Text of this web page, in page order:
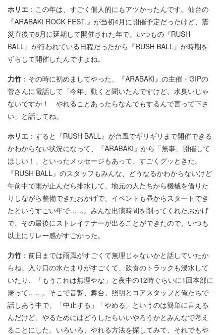
ホリエ ：この年は、すごく個人的にもアツかったんです。仙台の
『ARABAKI ROCK FEST.』が当初4月に開催予定だったけど、震
災直後で8月に延期して開催された年で。いつもの『RUSH
BALL』が行われている日程だったから『RUSH BALL』が時期を
ずらして開催したんですよね。
力竹 ：その時に初めましてやった、『ARABAKI』の主催・GIPの
菅さんに電話して「今年、動くと聞いたんですけど、水臭いじゃ
ないですか！ やれることあったらなんでもするんで言って下さ
い」と話してね。
ホリエ ：すると『RUSH BALL』が台風でギリギリまで開催できる
かわからない状況になって、『ARABAKI』から「無事、開催して
ほしい！」といったメッセージもあって、すごくグッときた。
『RUSH BALL』のスタッフもみんな、どうなるかわからないけど
午前中で雨が止んだら排水して、地元の人たちから機械を借りた
りしながら整備できたおかげで、イベントも昼からスタートでき
たというすごい年で……。みんな出演時間を削ってくれたおかげ
で、その最後にストレイテナーが出ることができたので、いつも
以上にリレー感がすごかった。
力竹 ：前日までは雨風がすごくて無理じゃないかと話していたか
らね。入り口の水たまりがすごくて、飲食のトラックも浸水して
いたり、「もうこれは無理やな」と夜中の12時ぐらいに1回本部に
帰って……。そこで音響、舞台、照明とコアスタッフと俺たちで
話しあう中で、「中止する」「やめる」というのは簡単に言える
んだけど、やるためにはどうしたらいいやろうかとみんなで考え
ることにした。いろいろ、やれる方法を探してみて、それでもや